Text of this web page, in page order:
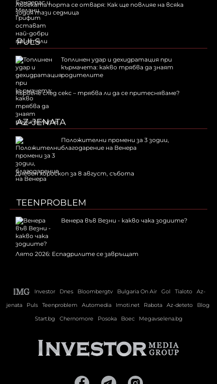
Лъвската порта се отваря: Как ще повлияе на всяка
зодия тази седмица
PULS
Топлинен удар и дехидратация при
кърмачета: какво трябва да знаят
родителите
Кървене след секс – трябва ли да се притесняваме?
AZ-JENATA
Положителни промени за 3 зодии,
благодарение на Венера
Дневен хороскоп за 8 август, събота
TEENPROBLEM
Венера във Везни - какво чака зодиите?
Лято 2026: Еспадрилите се завръщат
Investor Dnes Bloombergtv Bulgaria On Air Gol Tialoto
Az-
jenata
Puls Teenproblem Automedia Imoti.net Rabota Az-deteto
Blog
Start.bg
Chernomore Posoka Boec Megavselena.bg